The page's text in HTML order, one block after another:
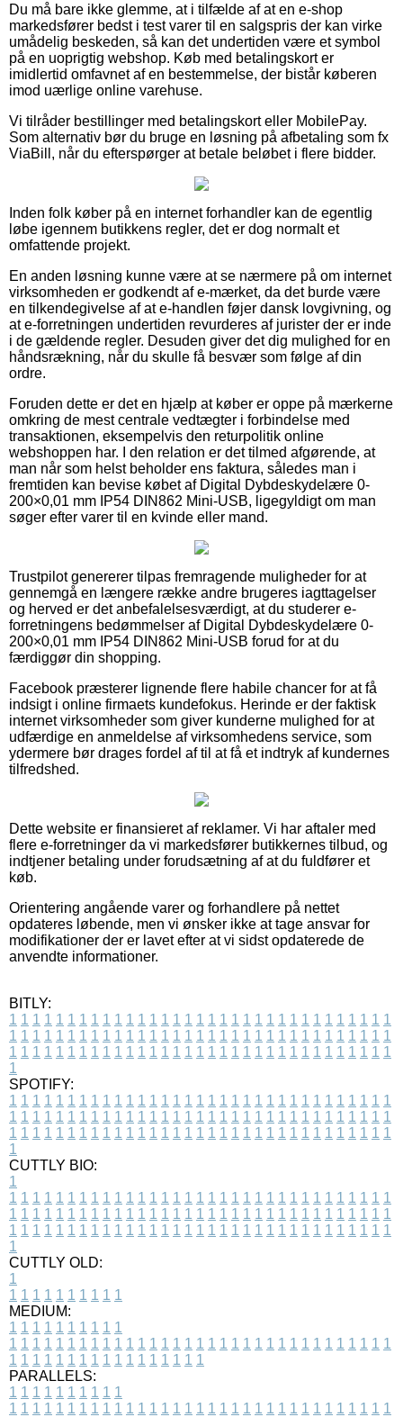
Du må bare ikke glemme, at i tilfælde af at en e-shop
markedsfører bedst i test varer til en salgspris der kan virke
umådelig beskeden, så kan det undertiden være et symbol
på en uoprigtig webshop. Køb med betalingskort er
imidlertid omfavnet af en bestemmelse, der bistår køberen
imod uærlige online varehuse.
Vi tilråder bestillinger med betalingskort eller MobilePay.
Som alternativ bør du bruge en løsning på afbetaling som fx
ViaBill, når du efterspørger at betale beløbet i flere bidder.
Inden folk køber på en internet forhandler kan de egentlig
løbe igennem butikkens regler, det er dog normalt et
omfattende projekt.
En anden løsning kunne være at se nærmere på om internet
virksomheden er godkendt af e-mærket, da det burde være
en tilkendegivelse af at e-handlen føjer dansk lovgivning, og
at e-forretningen undertiden revurderes af jurister der er inde
i de gældende regler. Desuden giver det dig mulighed for en
håndsrækning, når du skulle få besvær som følge af din
ordre.
Foruden dette er det en hjælp at køber er oppe på mærkerne
omkring de mest centrale vedtægter i forbindelse med
transaktionen, eksempelvis den returpolitik online
webshoppen har. I den relation er det tilmed afgørende, at
man når som helst beholder ens faktura, således man i
fremtiden kan bevise købet af Digital Dybdeskydelære 0-
200×0,01 mm IP54 DIN862 Mini-USB, ligegyldigt om man
søger efter varer til en kvinde eller mand.
Trustpilot genererer tilpas fremragende muligheder for at
gennemgå en længere række andre brugeres iagttagelser
og herved er det anbefalelsesværdigt, at du studerer e-
forretningens bedømmelser af Digital Dybdeskydelære 0-
200×0,01 mm IP54 DIN862 Mini-USB forud for at du
færdiggør din shopping.
Facebook præsterer lignende flere habile chancer for at få
indsigt i online firmaets kundefokus. Herinde er der faktisk
internet virksomheder som giver kunderne mulighed for at
udfærdige en anmeldelse af virksomhedens service, som
ydermere bør drages fordel af til at få et indtryk af kundernes
tilfredshed.
Dette website er finansieret af reklamer. Vi har aftaler med
flere e-forretninger da vi markedsfører butikkernes tilbud, og
indtjener betaling under forudsætning af at du fuldfører et
køb.
Orientering angående varer og forhandlere på nettet
opdateres løbende, men vi ønsker ikke at tage ansvar for
modifikationer der er lavet efter at vi sidst opdaterede de
anvendte informationer.
BITLY:
1 1 1 1 1 1 1 1 1 1 1 1 1 1 1 1 1 1 1 1 1 1 1 1 1 1 1 1 1 1 1 1 1
1 1 1 1 1 1 1 1 1 1 1 1 1 1 1 1 1 1 1 1 1 1 1 1 1 1 1 1 1 1 1 1 1
1 1 1 1 1 1 1 1 1 1 1 1 1 1 1 1 1 1 1 1 1 1 1 1 1 1 1 1 1 1 1 1 1
1
SPOTIFY:
1 1 1 1 1 1 1 1 1 1 1 1 1 1 1 1 1 1 1 1 1 1 1 1 1 1 1 1 1 1 1 1 1
1 1 1 1 1 1 1 1 1 1 1 1 1 1 1 1 1 1 1 1 1 1 1 1 1 1 1 1 1 1 1 1 1
1 1 1 1 1 1 1 1 1 1 1 1 1 1 1 1 1 1 1 1 1 1 1 1 1 1 1 1 1 1 1 1 1
1
CUTTLY BIO:
1
1 1 1 1 1 1 1 1 1 1 1 1 1 1 1 1 1 1 1 1 1 1 1 1 1 1 1 1 1 1 1 1 1
1 1 1 1 1 1 1 1 1 1 1 1 1 1 1 1 1 1 1 1 1 1 1 1 1 1 1 1 1 1 1 1 1
1 1 1 1 1 1 1 1 1 1 1 1 1 1 1 1 1 1 1 1 1 1 1 1 1 1 1 1 1 1 1 1 1
1
CUTTLY OLD:
1
1 1 1 1 1 1 1 1 1 1
MEDIUM:
1 1 1 1 1 1 1 1 1 1
1 1 1 1 1 1 1 1 1 1 1 1 1 1 1 1 1 1 1 1 1 1 1 1 1 1 1 1 1 1 1 1 1
1 1 1 1 1 1 1 1 1 1 1 1 1 1 1 1 1
PARALLELS:
1 1 1 1 1 1 1 1 1 1
1 1 1 1 1 1 1 1 1 1 1 1 1 1 1 1 1 1 1 1 1 1 1 1 1 1 1 1 1 1 1 1 1